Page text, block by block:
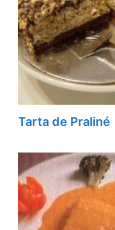
Tarta de Praliné